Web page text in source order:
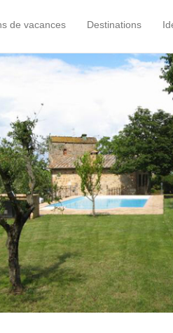
de vacances Destinations